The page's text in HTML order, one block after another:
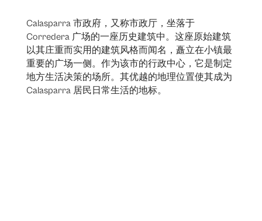
Calasparra 市政府，又称市政厅，坐落于
Corredera 广场的一座历史建筑中。这座原始建筑
以其庄重而实用的建筑风格而闻名，矗立在小镇最
重要的广场一侧。作为该市的行政中心，它是制定
地方生活决策的场所。其优越的地理位置使其成为
Calasparra 居民日常生活的地标。